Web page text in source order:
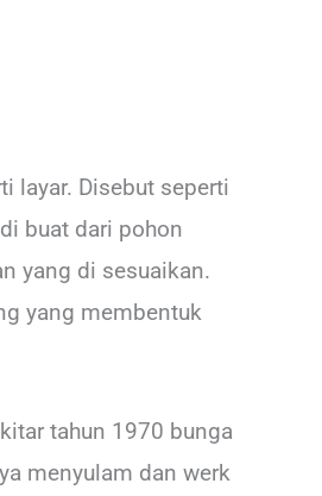
layar. Disebut seperti
buat dari pohon
yang di sesuaikan.
yang membentuk
tahun 1970 bunga
menyulam dan werk